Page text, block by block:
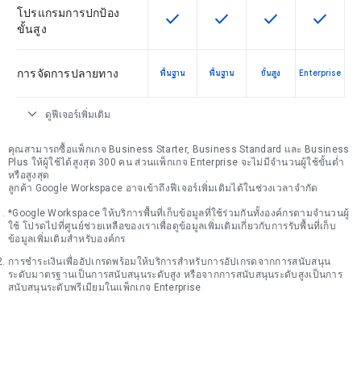
โปรแกรมการปกป้อง
ขั้นสูง
ฟีเจอร์นี้ใช้ได้กับ SKU
check ฟีเจอร์นี้ใช้ได้กับ SKU
check ฟีเจอร์นี้ใช้ได้กับ
check ฟีเจอร์นี้
check
การจัดการปลายทาง พื้นฐาน พื้นฐาน ขั้นสูง Enterprise
expand_more ดูฟีเจอร์เพิ่มเติม
คุณสามารถซื้อแพ็กเกจ Business Starter, Business Standard และ Business
Plus ให้ผู้ใช้ได้สูงสุด 300 คน ส่วนแพ็กเกจ Enterprise จะไม่มีจำนวนผู้ใช้ขั้นต่ำ
หรือสูงสุด
ลูกค้า Google Workspace อาจเข้าถึงฟีเจอร์เพิ่มเติมได้ในช่วงเวลาจำกัด
*Google Workspace ให้บริการพื้นที่เก็บข้อมูลที่ใช้ร่วมกันทั้งองค์กรตามจำนวนผู้
ใช้ โปรดไปที่ศูนย์ช่วยเหลือของเราเพื่อดูข้อมูลเพิ่มเติมเกี่ยวกับการรับพื้นที่เก็บ
ข้อมูลเพิ่มเติมสำหรับองค์กร
การชำระเงินเพื่ออัปเกรดพร้อมให้บริการสำหรับการอัปเกรดจากการสนับสนุน
ระดับมาตรฐานเป็นการสนับสนุนระดับสูง หรือจากการสนับสนุนระดับสูงเป็นการ
สนับสนุนระดับพรีเมียมในแพ็กเกจ Enterprise